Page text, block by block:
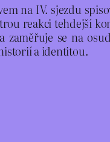
na IV. sjezdu
reakci tehdejší
se na
a identitou.